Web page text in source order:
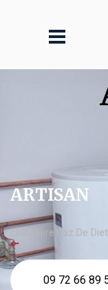
ARTISAN
chaudière gaz De
09 72 66 89